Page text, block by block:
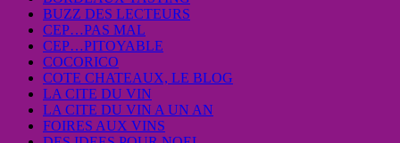
BUZZ DES LECTEURS
CEP…PAS MAL
CEP…PITOYABLE
COCORICO
COTE CHATEAUX, LE BLOG
LA CITE DU VIN
LA CITE DU VIN A UN AN
FOIRES AUX VINS